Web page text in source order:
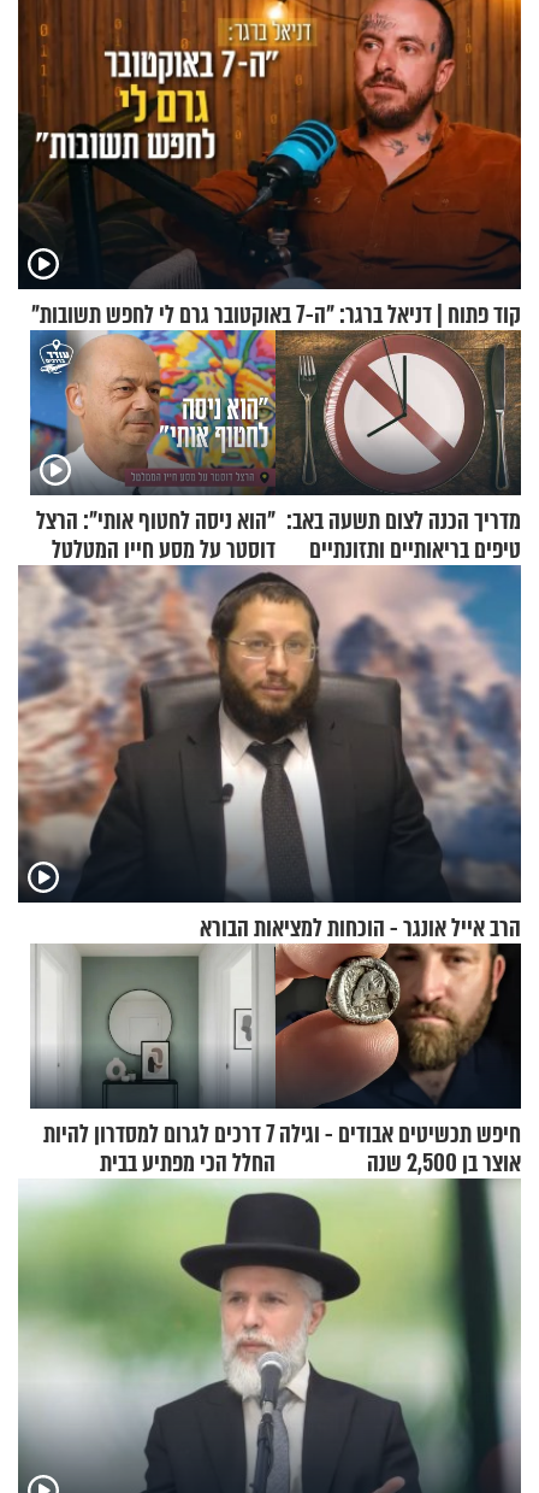
קוד פתוח | דניאל ברגר: "ה-7 באוקטובר גרם לי לחפש תשובות"
מדריך הכנה לצום תשעה באב:
טיפים בריאותיים ותזונתיים
לשמירה על הגוף
"הוא ניסה לחטוף אותי": הרצל
דוסטר על מסע חייו המטלטל
הרב אייל אונגר - הוכחות למציאות הבורא
חיפש תכשיטים אבודים - וגילה
אוצר בן 2,500 שנה
7 דרכים לגרום למסדרון להיות
החלל הכי מפתיע בבית